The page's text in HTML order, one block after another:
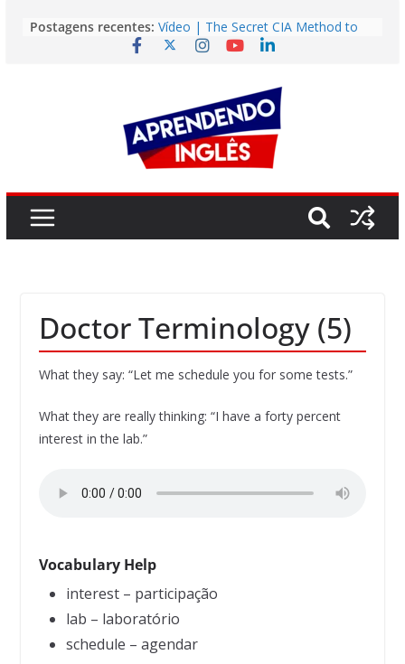
para
Postagens recentes: Vídeo | The Secret CIA Method to
Learn Any Language in 11 Days
Vídeo | Do imaginary friends make
you smarter?
Story | Brasília: The City That Rose
from the Wilderness
Easy English Song | Somewhere
Over the Rainbow (Israel
Doctor Terminology (5)
What they say: “Let me schedule you for some tests.”
What they are really thinking: “I have a forty percent
interest in the lab.”
Vocabulary Help
interest – participação
lab – laboratório
schedule – agendar